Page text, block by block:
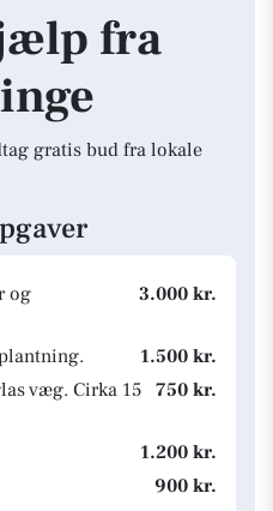
fra
gratis bud fra lokale
og
3.000 kr.
1.500 kr.
væg. Cirka 15 750 kr.
1.200 kr.
900 kr.